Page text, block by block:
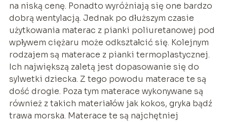
na niską cenę. Ponadto wyróżniają się one bardzo
dobrą wentylacją. Jednak po dłuższym czasie
użytkowania materac z pianki poliuretanowej pod
wpływem ciężaru może odkształcić się. Kolejnym
rodzajem są materace z pianki termoplastycznej.
Ich największą zaletą jest dopasowanie się do
sylwetki dziecka. Z tego powodu materace te są
dość drogie. Poza tym materace wykonywane są
również z takich materiałów jak kokos, gryka bądź
trawa morska. Materace te są najchętniej